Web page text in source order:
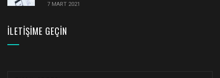
7 MART 2021
İLETIŞIME GEÇIN